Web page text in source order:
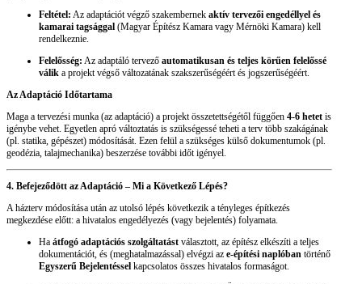
Feltétel: Az adaptációt végző szakembernek aktív tervezői engedéllyel és
kamarai tagsággal (Magyar Építész Kamara vagy Mérnöki Kamara) kell
rendelkeznie.
Felelősség: Az adaptáló tervező automatikusan és teljes körűen felelőssé
válik a projekt végső változatának szakszerűségéért és jogszerűségéért.
Az Adaptáció Időtartama
Maga a tervezési munka (az adaptáció) a projekt összetettségétől függően 4-6 hetet is
igénybe vehet. Egyetlen apró változtatás is szükségessé teheti a terv több szakágának
(pl. statika, gépészet) módosítását. Ezen felül a szükséges külső dokumentumok (pl.
geodézia, talajmechanika) beszerzése további időt igényel.
4. Befejeződött az Adaptáció – Mi a Következő Lépés?
A házterv módosítása után az utolsó lépés következik a tényleges építkezés
megkezdése előtt: a hivatalos engedélyezés (vagy bejelentés) folyamata.
Ha átfogó adaptációs szolgáltatást választott, az építész elkészíti a teljes
dokumentációt, és (meghatalmazással) elvégzi az e-építési naplóban történő
Egyszerű Bejelentéssel kapcsolatos összes hivatalos formaságot.